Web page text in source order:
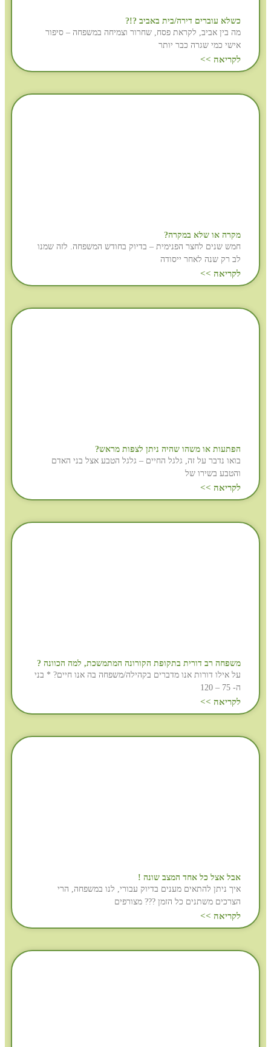
כשלא עוברים דירה/בית באביב ?!?
מה בין אביב, לקראת פסח, שחרור וצמיחה במשפחה – סיפור
אישי כמי שגרה כבר יותר
לקריאה >>
מקרה או שלא במקרה?
חמש שנים לחצר הפנימית – בדיוק בחודש המשפחה. לזה שמנו
לב רק שנה לאחר ייסודה
לקריאה >>
הפתעות או משהו שהיה ניתן לצפות מראש?
בואו נדבר על זה, גלגל החיים – גלגל הטבע אצל בני האדם
והטבע בשירו של
לקריאה >>
משפחה רב דורית בתקופת הקורונה המתמשכת, למה הכוונה ?
על אילו דורות אנו מדברים בקהילה/משפחה בה אנו חיים? * בני
ה- 75 – 120
לקריאה >>
אבל אצל כל אחד המצב שונה !
איך ניתן להתאים מענים בדיוק עבורי, לנו במשפחה, הרי
הצרכים משתנים כל הזמן ??? מצורפים
לקריאה >>